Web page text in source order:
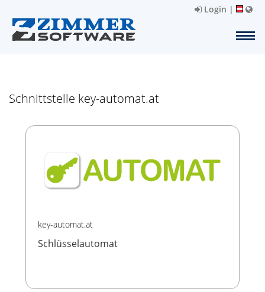
Login |
Schnittstelle key-automat.at
key-automat.at
Schlüsselautomat